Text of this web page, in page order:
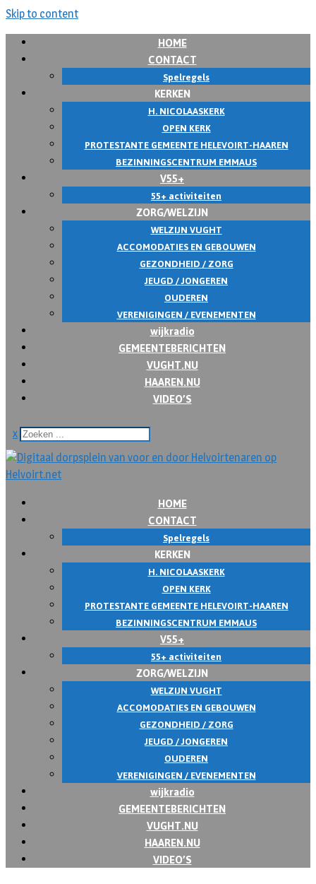
Skip to content
HOME
CONTACT
Spelregels
KERKEN
H. NICOLAASKERK
OPEN KERK
PROTESTANTE GEMEENTE HELEVOIRT-HAAREN
BEZINNINGSCENTRUM EMMAUS
V55+
55+ activiteiten
ZORG/WELZIJN
WELZIJN VUGHT
ACCOMODATIES EN GEBOUWEN
GEZONDHEID / ZORG
JEUGD / JONGEREN
OUDEREN
VERENIGINGEN / EVENEMENTEN
wijkradio
GEMEENTEBERICHTEN
VUGHT.NU
HAAREN.NU
VIDEO’S
x
HOME
CONTACT
Spelregels
KERKEN
H. NICOLAASKERK
OPEN KERK
PROTESTANTE GEMEENTE HELEVOIRT-HAAREN
BEZINNINGSCENTRUM EMMAUS
V55+
55+ activiteiten
ZORG/WELZIJN
WELZIJN VUGHT
ACCOMODATIES EN GEBOUWEN
GEZONDHEID / ZORG
JEUGD / JONGEREN
OUDEREN
VERENIGINGEN / EVENEMENTEN
wijkradio
GEMEENTEBERICHTEN
VUGHT.NU
HAAREN.NU
VIDEO’S